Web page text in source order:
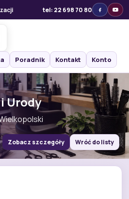
tel: 22 698 70 80
Poradnik Kontakt Konto
Urody
Zobacz szczegóły Wróć do listy